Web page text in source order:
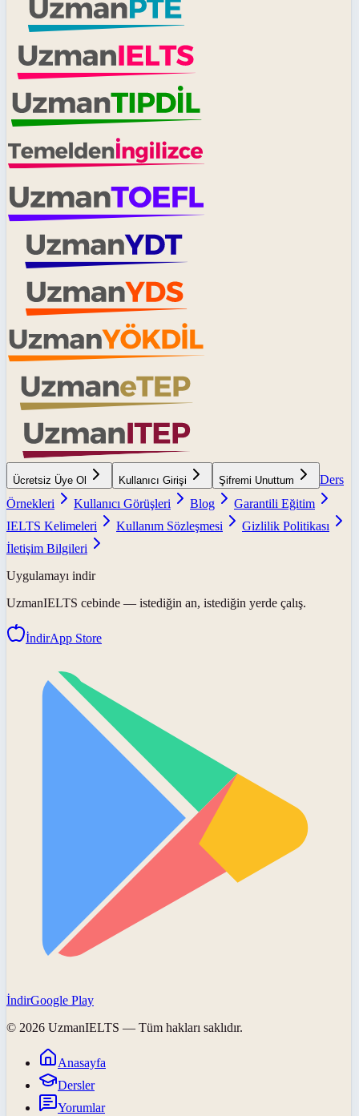
Ücretsiz Üye Ol Kullanıcı Girişi Şifremi Unuttum
Ders
Örnekleri
Kullanıcı Görüşleri Blog
Garantili Eğitim
IELTS Kelimeleri
Kullanım Sözleşmesi
Gizlilik Politikası
İletişim Bilgileri
Uygulamayı indir
UzmanIELTS cebinde — istediğin an, istediğin yerde çalış.
İndirApp Store
İndirGoogle Play
© 2026 UzmanIELTS — Tüm hakları saklıdır.
Anasayfa
Dersler
Yorumlar